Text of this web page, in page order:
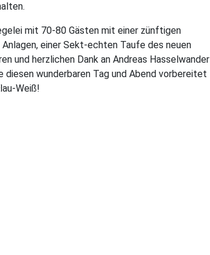
mit 70-80 Gästen mit einer zünftigen
einer Sekt-echten Taufe des neuen
und herzlichen Dank an Andreas Hasselwander
diesen wunderbaren Tag und Abend vorbereitet
Weiß!